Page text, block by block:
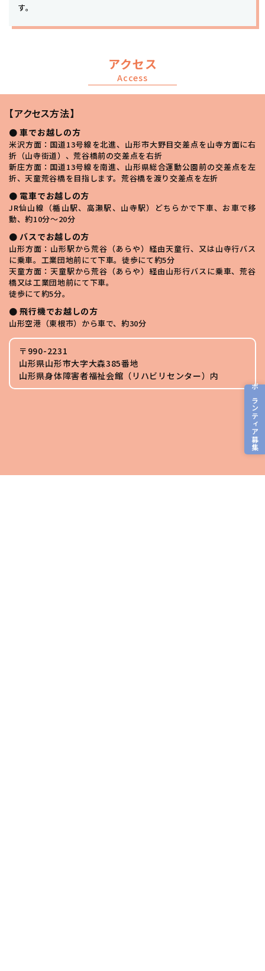
す。
アクセス
Access
【アクセス方法】
● 車でお越しの方
米沢方面：国道13号線を北進、山形市大野目交差点を山寺方面に右
折（山寺街道）、荒谷橋前の交差点を右折
新庄方面：国道13号線を南進、山形県総合運動公園前の交差点を左
折、天童荒谷橋を目指します。荒谷橋を渡り交差点を左折
● 電車でお越しの方
JR仙山線（楯山駅、高瀬駅、山寺駅）どちらかで下車、お車で移
動、約10分～20分
● バスでお越しの方
山形方面：山形駅から荒谷（あらや）経由天童行、又は山寺行バス
に乗車。工業団地前にて下車。徒歩にて約5分
天童方面：天童駅から荒谷（あらや）経由山形行バスに乗車、荒谷
橋又は工業団地前にて下車。
徒歩にて約5分。
● 飛行機でお越しの方
山形空港（東根市）から車で、約30分
〒990-2231
山形県山形市大字大森385番地
山形県身体障害者福祉会館（リハビリセンター）内
ボランティア募集